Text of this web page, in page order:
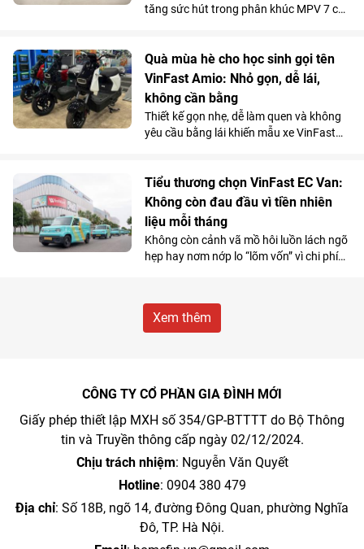
tăng sức hút trong phân khúc MPV 7 chỗ
chuyến đi xa.
Quà mùa hè cho học sinh gọi tên
VinFast Amio: Nhỏ gọn, dễ lái,
không cần bằng
Thiết kế gọn nhẹ, dễ làm quen và không
yêu cầu bằng lái khiến mẫu xe VinFast
hàng có nhu cầu di chuyển cự ly ngắn.
Tiểu thương chọn VinFast EC Van:
Không còn đau đầu vì tiền nhiên
liệu mỗi tháng
Không còn cảnh vã mồ hôi luồn lách ngõ
hẹp hay nơm nớp lo “lõm vốn” vì chi phí
coi đây là “cỗ máy sinh lời”.
Xem thêm
CÔNG TY CỔ PHẦN GIA ĐÌNH MỚI
Giấy phép thiết lập MXH số 354/GP-BTTTT do Bộ Thông
tin và Truyền thông cấp ngày 02/12/2024.
Chịu trách nhiệm: Nguyễn Văn Quyết
Hotline: 0904 380 479
Địa chỉ: Số 18B, ngõ 14, đường Đông Quan, phường Nghĩa
Đô, TP. Hà Nội.